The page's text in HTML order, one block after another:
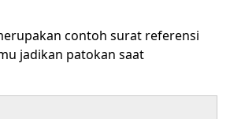
contoh surat referensi
jadikan patokan saat